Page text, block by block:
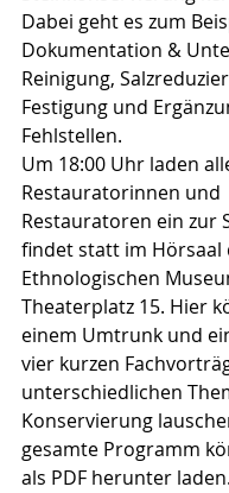
Dabei geht es zum
Dokumentation &
Reinigung,
Festigung und
Fehlstellen.
Um 18:00 Uhr laden
Restauratorinnen und
Restauratoren ein zur
findet statt im Hörsaal
Ethnologischen
Theaterplatz 15. Hier
einem Umtrunk und
vier kurzen
unterschiedlichen
Konservierung
gesamte Programm
als PDF herunter laden.